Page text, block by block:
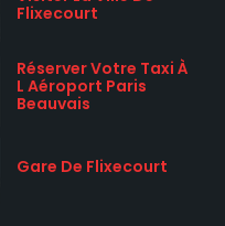
Flixecourt
Réserver Votre Taxi À
L Aéroport Paris
Beauvais
Gare De Flixecourt